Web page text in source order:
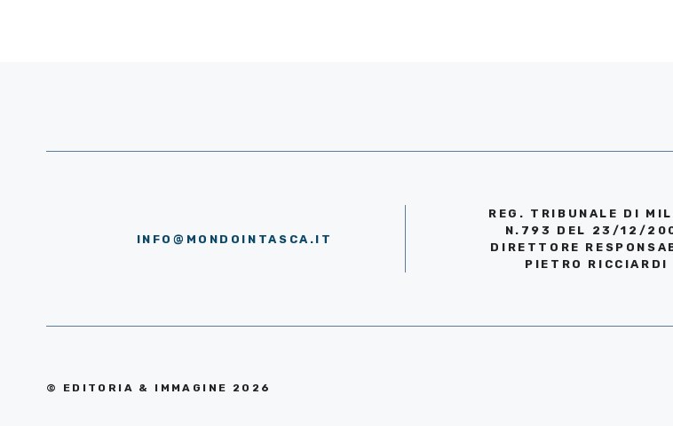
INFO@MONDOINTASCA.IT
REG. TRIBUNALE DI
N.793 DEL 23/12/
DIRETTORE
PIETRO RICCIARDI
© EDITORIA & IMMAGINE 2026